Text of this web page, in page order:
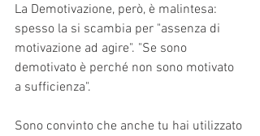
La Demotivazione, però, è malintesa:
spesso la si scambia per "assenza di
motivazione ad agire". "Se sono
demotivato è perché non sono motivato
a sufficienza".
Sono convinto che anche tu hai utilizzato